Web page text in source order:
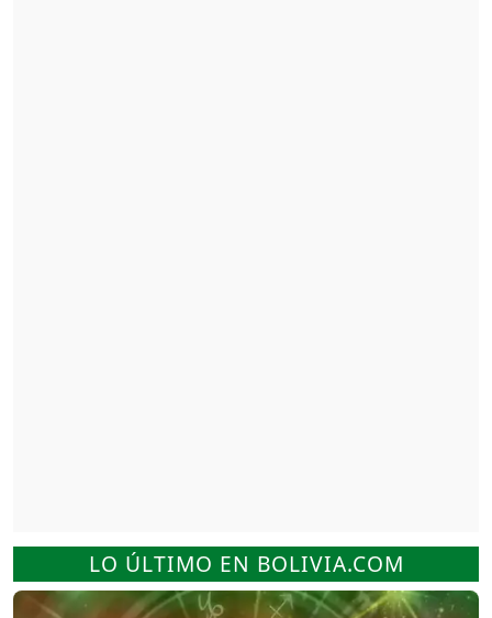
LO ÚLTIMO EN BOLIVIA.COM